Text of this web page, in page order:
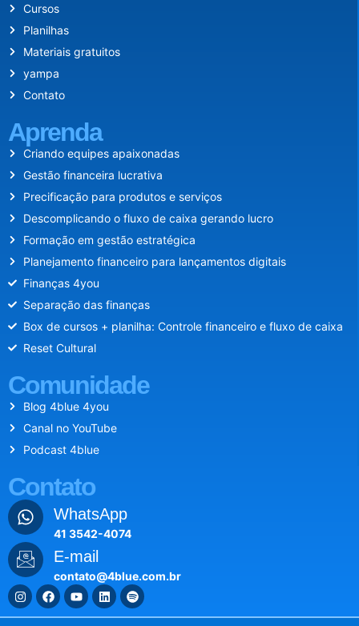
Cursos
Planilhas
Materiais gratuitos
yampa
Contato
Aprenda
Criando equipes apaixonadas
Gestão financeira lucrativa
Precificação para produtos e serviços
Descomplicando o fluxo de caixa gerando lucro
Formação em gestão estratégica
Planejamento financeiro para lançamentos digitais
Finanças 4you
Separação das finanças
Box de cursos + planilha: Controle financeiro e fluxo de caixa
Reset Cultural
Comunidade
Blog 4blue 4you
Canal no YouTube
Podcast 4blue
Contato
WhatsApp
41 3542-4074
E-mail
contato@4blue.com.br